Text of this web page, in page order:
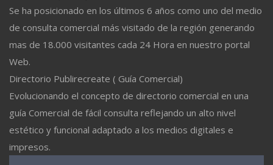
Se ha posicionado en los últimos 6 años como uno del medio
de consulta comercial más visitado de la región generando
mas de 18.000 visitantes cada 24 Hora en nuestro portal
Web.
Directorio Publirecreate ( Guía Comercial)
Evolucionando el concepto de directorio comercial en una
guía Comercial de fácil consulta reflejando un alto nivel
estético y funcional adaptado a los medios digitales e
impresos.